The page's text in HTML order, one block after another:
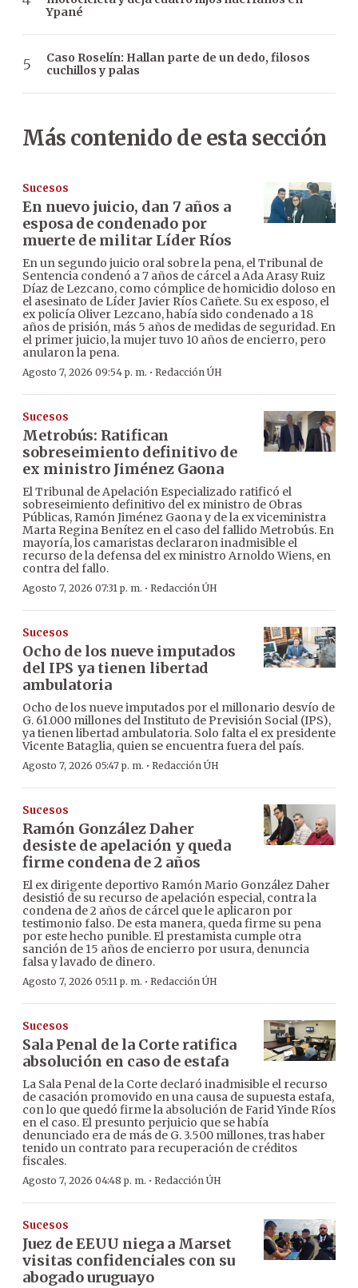
Ypané
Caso Roselín: Hallan parte de un dedo, filosos
cuchillos y palas
Más contenido de esta sección
Sucesos
En nuevo juicio, dan 7 años a
esposa de condenado por
muerte de militar Líder Ríos
En un segundo juicio oral sobre la pena, el Tribunal de
Sentencia condenó a 7 años de cárcel a Ada Arasy Ruiz
Díaz de Lezcano, como cómplice de homicidio doloso en
el asesinato de Líder Javier Ríos Cañete. Su ex esposo, el
ex policía Oliver Lezcano, había sido condenado a 18
años de prisión, más 5 años de medidas de seguridad. En
el primer juicio, la mujer tuvo 10 años de encierro, pero
anularon la pena.
Agosto 7, 2026 09:54 p. m. · Redacción ÚH
Sucesos
Metrobús: Ratifican
sobreseimiento definitivo de
ex ministro Jiménez Gaona
El Tribunal de Apelación Especializado ratificó el
sobreseimiento definitivo del ex ministro de Obras
Públicas, Ramón Jiménez Gaona y de la ex viceministra
Marta Regina Benítez en el caso del fallido Metrobús. En
mayoría, los camaristas declararon inadmisible el
recurso de la defensa del ex ministro Arnoldo Wiens, en
contra del fallo.
Agosto 7, 2026 07:31 p. m. · Redacción ÚH
Sucesos
Ocho de los nueve imputados
del IPS ya tienen libertad
ambulatoria
Ocho de los nueve imputados por el millonario desvío de
G. 61.000 millones del Instituto de Previsión Social (IPS),
ya tienen libertad ambulatoria. Solo falta el ex presidente
Vicente Bataglia, quien se encuentra fuera del país.
Agosto 7, 2026 05:47 p. m. · Redacción ÚH
Sucesos
Ramón González Daher
desiste de apelación y queda
firme condena de 2 años
El ex dirigente deportivo Ramón Mario González Daher
desistió de su recurso de apelación especial, contra la
condena de 2 años de cárcel que le aplicaron por
testimonio falso. De esta manera, queda firme su pena
por este hecho punible. El prestamista cumple otra
sanción de 15 años de encierro por usura, denuncia
falsa y lavado de dinero.
Agosto 7, 2026 05:11 p. m. · Redacción ÚH
Sucesos
Sala Penal de la Corte ratifica
absolución en caso de estafa
La Sala Penal de la Corte declaró inadmisible el recurso
de casación promovido en una causa de supuesta estafa,
con lo que quedó firme la absolución de Farid Yinde Ríos
en el caso. El presunto perjuicio que se había
denunciado era de más de G. 3.500 millones, tras haber
tenido un contrato para recuperación de créditos
fiscales.
Agosto 7, 2026 04:48 p. m. · Redacción ÚH
Sucesos
Juez de EEUU niega a Marset
visitas confidenciales con su
abogado uruguayo